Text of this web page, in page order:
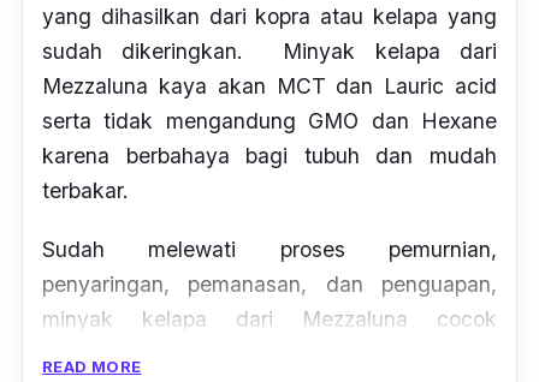
yang dihasilkan dari kopra atau kelapa yang
sudah dikeringkan. Minyak kelapa dari
Mezzaluna kaya akan MCT dan Lauric acid
serta tidak mengandung GMO dan Hexane
karena berbahaya bagi tubuh dan mudah
terbakar.
Sudah melewati proses pemurnian,
penyaringan, pemanasan, dan penguapan,
minyak kelapa dari Mezzaluna cocok
READ MORE